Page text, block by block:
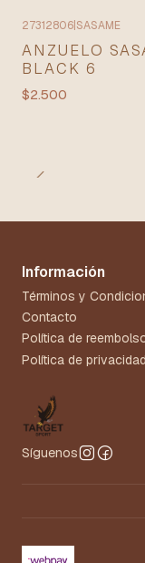
27312806 SASAME
ANZUELO
BLACK 6
$2.500
Información
Términos y
Contacto
Política de
Política de privacidad
Síguenos